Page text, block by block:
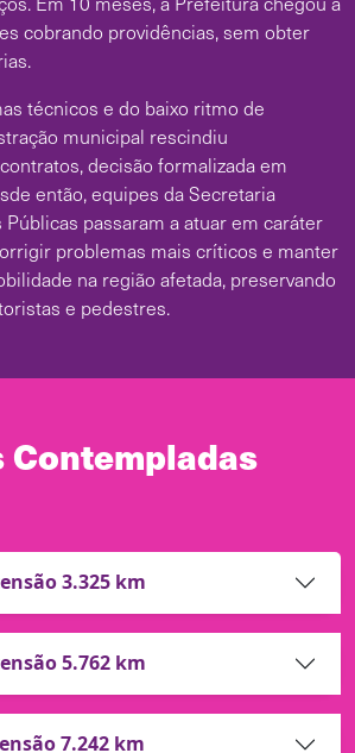
cobrando providências, sem obter
técnicos e do baixo ritmo de
municipal rescindiu
decisão formalizada em
então, equipes da Secretaria
passaram a atuar em caráter
problemas mais críticos e manter
na região afetada, preservando
e pedestres.
Contempladas
3.325 km
5.762 km
7.242 km